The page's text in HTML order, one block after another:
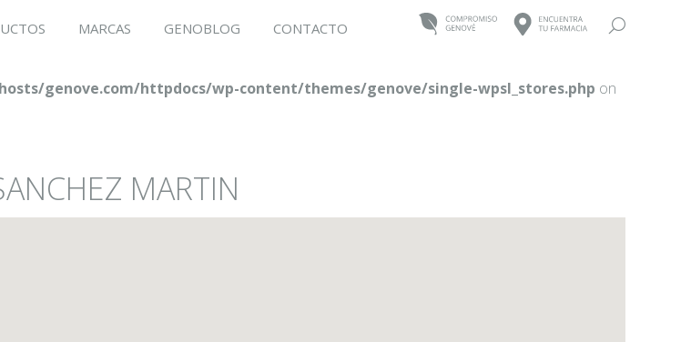
MARCAS GENOBLOG CONTACTO Buscar:
genove.com/httpdocs/wp-content/themes/genove/single-wpsl_stores.php on
MARTIN